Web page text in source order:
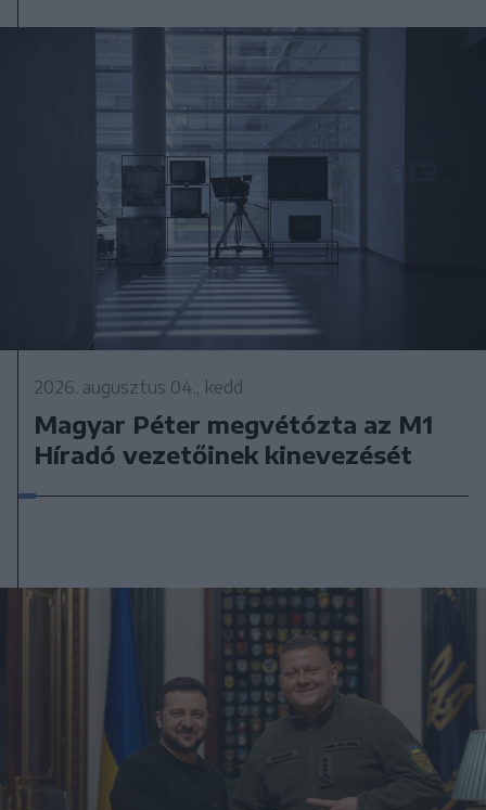
2026. augusztus 04., kedd
Magyar Péter megvétózta az M1
Híradó vezetőinek kinevezését